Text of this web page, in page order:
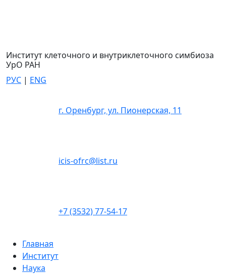
Институт клеточного и внутриклеточного симбиоза
УрО РАН
РУС | ENG
г. Оренбург, ул. Пионерская, 11
icis-ofrc@list.ru
+7 (3532) 77-54-17
Главная
Институт
Наука